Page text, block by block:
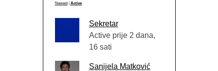
Newest Active
Sekretar
Active prije 2 dana,
16 sati
Sanijela Matković